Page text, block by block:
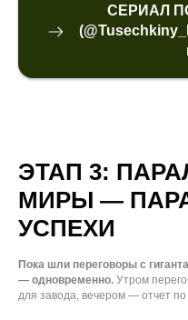
СЕРИАЛ
ЭТАП 3:
МИРЫ —
УСПЕХИ
Пока шли переговоры с
— одновременно. Утром
для завода, вечером — отчет по